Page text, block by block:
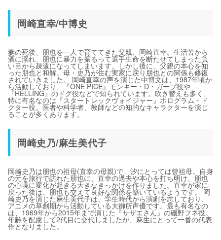
岡崎直幸/中博史
妻の死後、朋也を一人で育ててきた父親、岡崎直幸。生活苦から
酒に溺れ、朋也に暴力を振るって選手生命を断たせてしまった負
い目から疎遠になってしまいます。しかし後に、父親の本心を知
った朋也と和解。母・史乃が住む実家に戻り朋也との関係も修復
されていきました。 岡崎直幸の声を演じた中博文は、1987年頃か
ら活動しており、『ONE PICE』モンキー・D・ガープ役や
『HELLING』のドグ役などで知られています。吹き替えも多く、
特に有名なのは『スタートレックヴォイジャー』ホログラム・ド
クター役。医者や科学者、教師などの知的なキャラクターを演じ
ることが多くあります。
岡崎史乃/麻生美代子
岡崎史乃は朋也の祖母(直幸の母親)で、汐にとっては曾祖母。自身
の元を旅行で訪れた朋也に、直幸の過去や本心を打ち明け、朋也
の心境に変化が起きる大きなきっかけを作りました。直幸が家に
戻った後は、朋也も交えて良好な関係を築いているようです。 岡
崎史乃を演じた麻生美代子は、学生時代から演劇を志しており、
アニメの草創期から活動している大御所声優です。最も有名なの
は、1969年から2015年まで演じた『サザエさん』の磯野フネ役。
年齢を配慮して2代目に交代しましたが、麻生にとって一番の代表
作となりました。